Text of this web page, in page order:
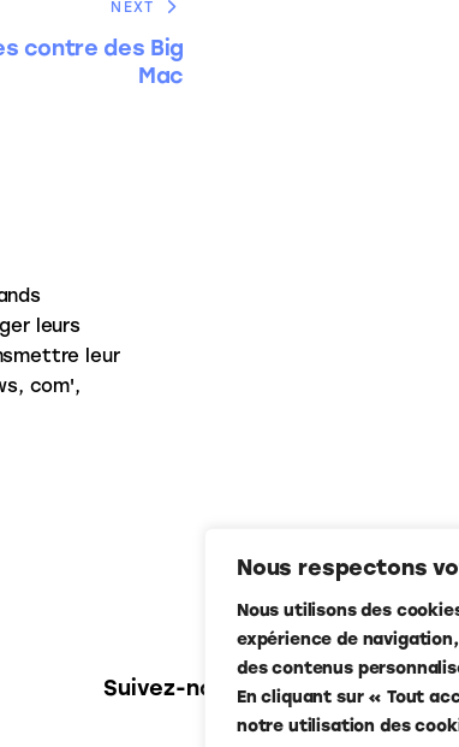
Nous respectons
Nous utilisons des
expérience de
des contenus
En cliquant sur « Tout
notre utilisation des
NEXT
contre des Big
Mac
leurs
leur
com',
Suivez-nous